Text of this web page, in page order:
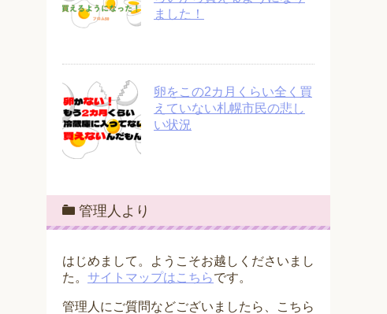
ました！
卵をこの2カ月くらい全く買
えていない札幌市民の悲し
い状況
管理人より
はじめまして。ようこそお越しくださいまし
た。 サイトマップはこちらです。
管理人にご質問などございましたら、こちら